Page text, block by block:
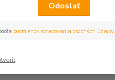
Odoslať
podmienok spracovania osobných údajov.